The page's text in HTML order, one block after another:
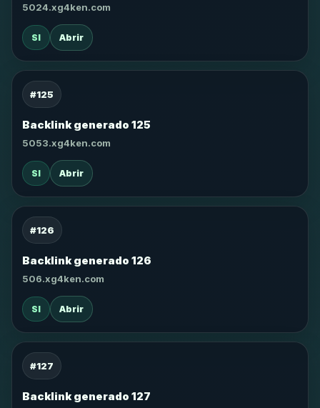
5024.xg4ken.com
SI Abrir
#125
Backlink generado 125
5053.xg4ken.com
SI Abrir
#126
Backlink generado 126
506.xg4ken.com
SI Abrir
#127
Backlink generado 127